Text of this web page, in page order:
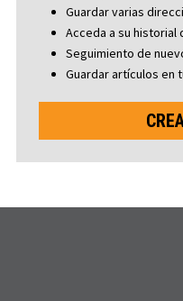
Guardar varias
Acceda a su historial
Seguimiento de
Guardar artículos en